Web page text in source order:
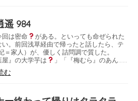
遥 984
回は密命
がある。といっても命ぜられた
い。前回浅草経由で帰ったと話したら、テ
＝家人）が、優しく詰問調で質した。
屋』の大学芋は
」「『梅むら』のあん……
む